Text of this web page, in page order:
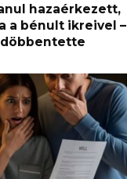
hazaérkezett,
a bénult ikreivel –